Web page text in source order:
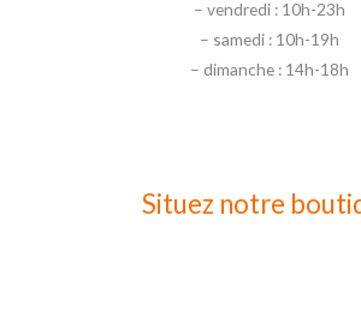
– vendredi : 10h-23h
– samedi : 10h-19h
– dimanche : 14h-18h
Situez notre